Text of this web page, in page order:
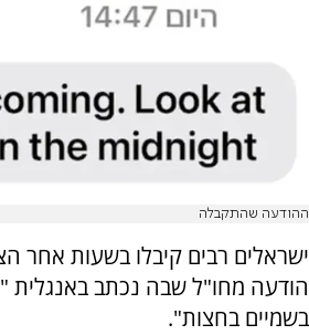
ההודעה שהתקבלה
ישראלים רבים קיבלו בשעות אחר
הודעה מחו"ל שבה נכתב באנגלית
בשמיים בחצות".